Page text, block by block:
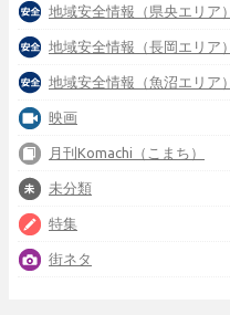
地域安全情報（県央エリア）
地域安全情報（長岡エリア）
地域安全情報（魚沼エリア）
映画
月刊Komachi（こまち）
未分類
特集
街ネタ